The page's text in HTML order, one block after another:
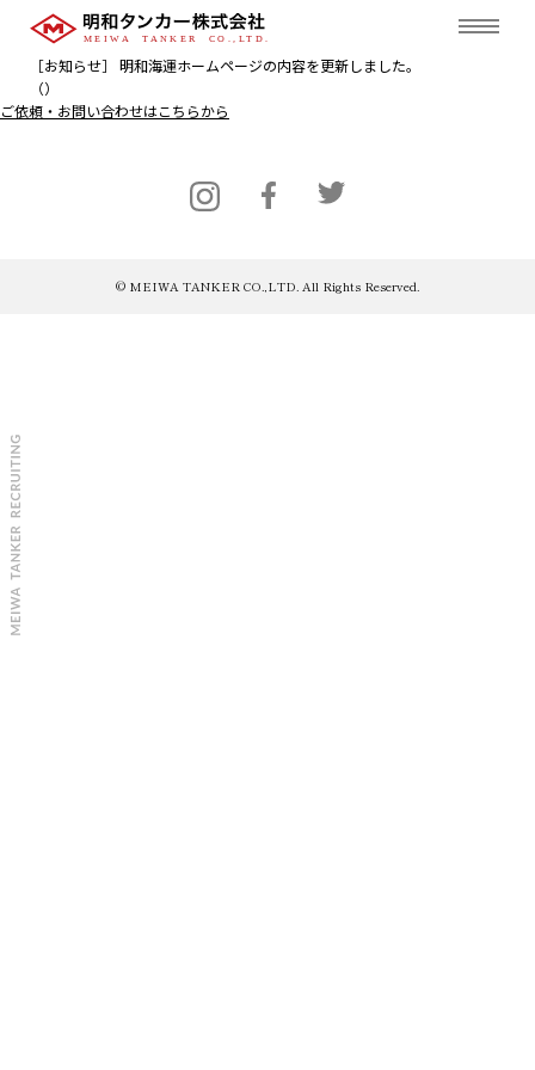
［お知らせ］ 明和海運ホームページの内容を更新しました。
（）
ご依頼・お問い合わせはこちらから
© MEIWA TANKER CO.,LTD. All Rights Reserved.